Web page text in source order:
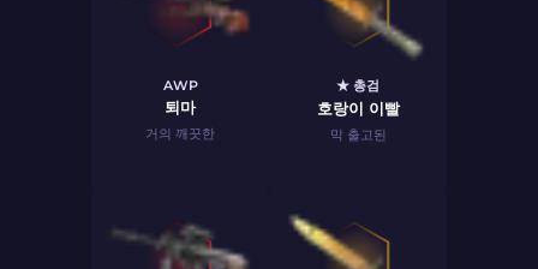
AWP
퇴마
거의 깨끗한
★ 총검
호랑이 이빨
막 출고된